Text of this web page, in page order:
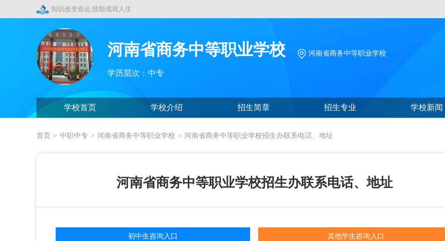
知识改变命运,技能成就人生
河南省商务中等职业学校 河南省商务中等职业学校
学历层次：中专
学校首页 学校介绍 招生简章 招生专业 学校新闻
首页 > 中职中专 > 河南省商务中等职业学校 > 河南省商务中等职业学校招生办联系电话、地址
河南省商务中等职业学校招生办联系电话、地址
初中生咨询入口 其他学生咨询入口